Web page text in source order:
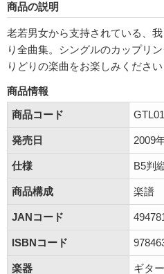
商品の説明
老若男女から支持されている、
り全曲集。シングルのカップリ
りどりの楽曲をお楽しみください
商品情報
商品コード
発売日 2009
仕様 B5判
商品構成 楽譜
JANコード
ISBNコード
楽器 ギター